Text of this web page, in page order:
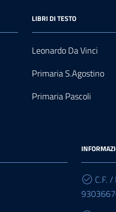
LIBRI DI TESTO
Leonardo Da Vinci
Primaria S.Agostino
Primaria Pascoli
C.F. /